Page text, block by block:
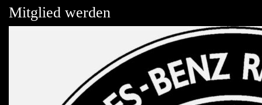
Mitglied werden